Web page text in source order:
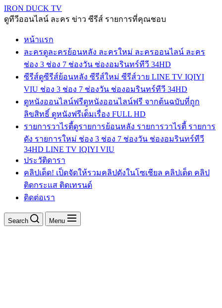
IRON DUCK TV
ดูทีวีออนไลน์ ละคร ข่าว ซีรีส์ รายการที่คุณชอบ
หน้าแรก
ละครดูละครย้อนหลัง ละครใหม่ ละครออนไลน์ ละคร
ช่อง 3 ช่อง 7 ช่องวัน ช่องอมรินทร์ทีวี 34HD
ซีรีส์ดูซีรีส์ย้อนหลัง ซีรีส์ใหม่ ซีรีส์วาย LINE TV IQIYI
VIU ช่อง 3 ช่อง 7 ช่องวัน ช่องอมรินทร์ทีวี 34HD
ดูหนังออนไลน์ฟรีดูหนังออนไลน์ฟรี จากต้นฉบับที่ถูก
ลิขสิทธิ์ ดูหนังฟรีเต็มเรื่อง FULL HD
รายการวาไรตี้ดูรายการย้อนหลัง รายการวาไรตี้ รายการ
ดัง รายการใหม่ ช่อง 3 ช่อง 7 ช่องวัน ช่องอมรินทร์ทีวี
34HD LINE TV IQIYI VIU
ประวัติดารา
คลิปเด็ด! เป็ดจัดให้รวมคลิปดังในโซเชียล คลิปเด็ด คลิป
ติดกระแส ติดเทรนด์
ติดต่อเรา
Search Menu